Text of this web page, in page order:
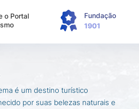
o Portal
Fundação
1901
é um destino turístico
por suas belezas naturais e